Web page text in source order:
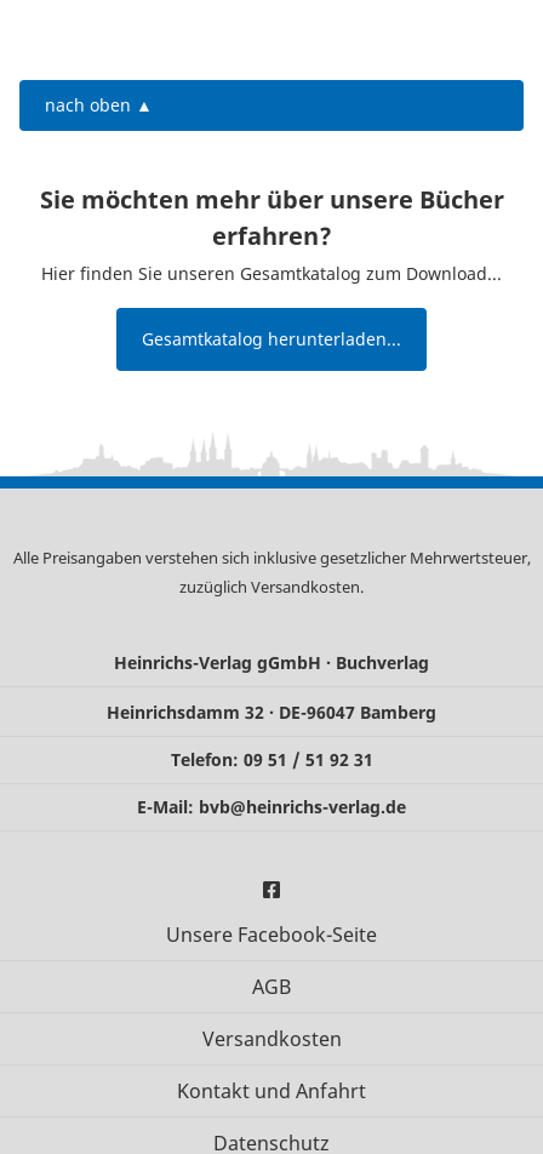
nach oben ▲
Sie möchten mehr über unsere Bücher
erfahren?
Hier finden Sie unseren Gesamtkatalog zum Download...
Gesamtkatalog herunterladen...
Alle Preisangaben verstehen sich inklusive gesetzlicher Mehrwertsteuer,
zuzüglich Versandkosten.
Heinrichs-Verlag gGmbH · Buchverlag
Heinrichsdamm 32 · DE-96047 Bamberg
Telefon: 09 51 / 51 92 31
E-Mail: bvb@heinrichs-verlag.de
Unsere Facebook-Seite
AGB
Versandkosten
Kontakt und Anfahrt
Datenschutz